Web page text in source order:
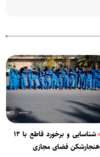
شناسایی و برخورد قاطع با ۱۲
هنجارشکن فضای مجازی